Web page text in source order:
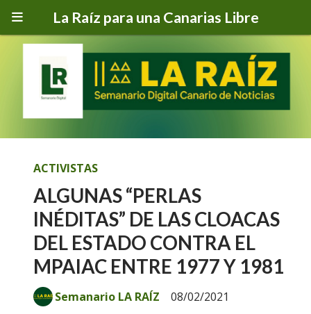
La Raíz para una Canarias Libre
ALGUNAS “PERLAS
INÉDITAS” DE LAS CLOACAS
DEL ESTADO CONTRA EL
MPAIAC ENTRE 1977 Y 1981
ACTIVISTAS
08/02/2021
Semanario LA RAÍZ